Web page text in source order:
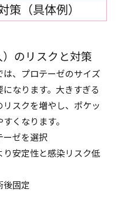
（具体例）
のリスクと対策
、プロテーゼのサイズ
なります。大きすぎる
スクを増やし、ポケッ
くなります。
ーゼを選択
り安定性と感染リスク低
後固定